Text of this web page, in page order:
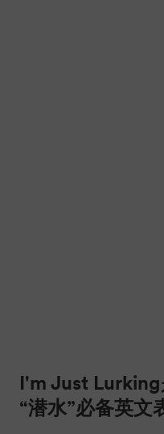
I'm Just
“潜水”必备英文